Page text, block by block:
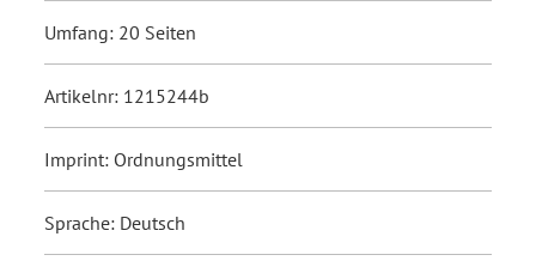
Umfang: 20 Seiten
Artikelnr: 1215244b
Imprint: Ordnungsmittel
Sprache: Deutsch